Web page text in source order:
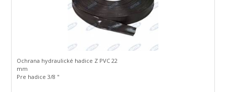
Ochrana hydraulické hadice Z PVC 22
mm
Pre hadice 3/8 "